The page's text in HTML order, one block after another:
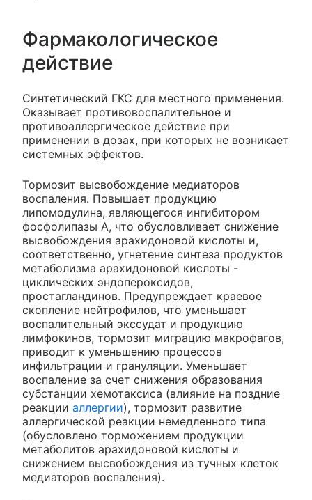
Фармакологическое
действие
Синтетический ГКС для местного применения.
Оказывает противовоспалительное и
противоаллергическое действие при
применении в дозах, при которых не возникает
системных эффектов.
Тормозит высвобождение медиаторов
воспаления. Повышает продукцию
липомодулина, являющегося ингибитором
фосфолипазы А, что обусловливает снижение
высвобождения арахидоновой кислоты и,
соответственно, угнетение синтеза продуктов
метаболизма арахидоновой кислоты -
циклических эндопероксидов,
простагландинов. Предупреждает краевое
скопление нейтрофилов, что уменьшает
воспалительный экссудат и продукцию
лимфокинов, тормозит миграцию макрофагов,
приводит к уменьшению процессов
инфильтрации и грануляции. Уменьшает
воспаление за счет снижения образования
субстанции хемотаксиса (влияние на поздние
реакции аллергии), тормозит развитие
аллергической реакции немедленного типа
(обусловлено торможением продукции
метаболитов арахидоновой кислоты и
снижением высвобождения из тучных клеток
медиаторов воспаления).